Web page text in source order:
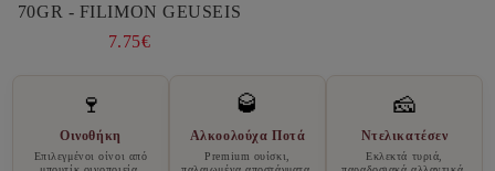
70GR - FILIMON GEUSEIS
7.75€
🍷
Οινοθήκη
Επιλεγμένοι οίνοι από
🥃
Αλκοολούχα Ποτά
Premium ουίσκι,
🧀
Ντελικατέσεν
Εκλεκτά τυριά,